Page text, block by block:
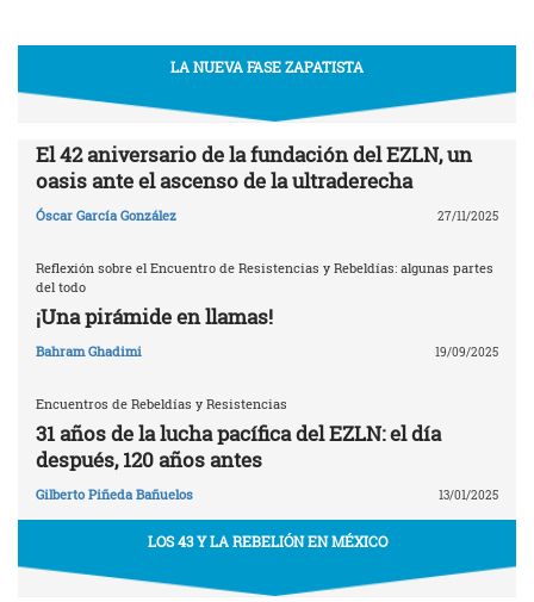
LA NUEVA FASE ZAPATISTA
El 42 aniversario de la fundación del EZLN, un
oasis ante el ascenso de la ultraderecha
Óscar García González 27/11/2025
Reflexión sobre el Encuentro de Resistencias y Rebeldías: algunas partes
del todo
¡Una pirámide en llamas!
Bahram Ghadimi 19/09/2025
Encuentros de Rebeldías y Resistencias
31 años de la lucha pacífica del EZLN: el día
después, 120 años antes
Gilberto Piñeda Bañuelos 13/01/2025
LOS 43 Y LA REBELIÓN EN MÉXICO